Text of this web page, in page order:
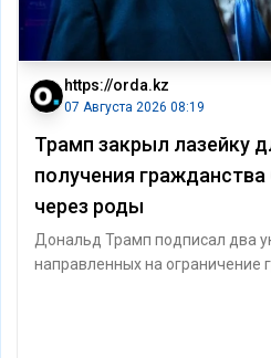
https://orda.kz
07 Августа 2026 08:19
Трамп закрыл лазейку
получения
через роды
Дональд Трамп подписал два
направленных на ограничение